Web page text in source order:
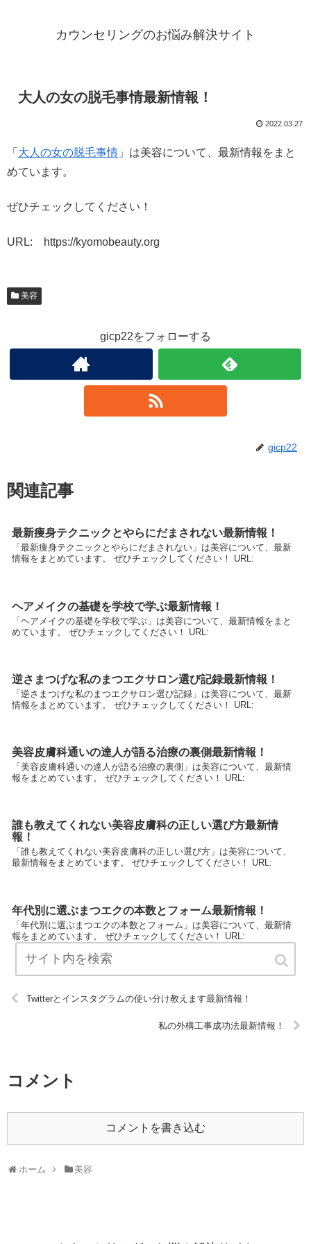
カウンセリングのお悩み解決サイト
大人の女の脱毛事情最新情報！
2022.03.27
「 大人の女の脱毛事情 」は美容について、最新情報をまと
めています。
ぜひチェックしてください！
URL: https://kyomobeauty.org
美容
gicp22をフォローする
gicp22
関連記事
最新痩身テクニックとやらにだまされない最新情報！
「最新痩身テクニックとやらにだまされない」は美容について、最新
情報をまとめています。 ぜひチェックしてください！ URL:
ヘアメイクの基礎を学校で学ぶ最新情報！
「ヘアメイクの基礎を学校で学ぶ」は美容について、最新情報をまと
めています。 ぜひチェックしてください！ URL:
逆さまつげな私のまつエクサロン選び記録最新情報！
「逆さまつげな私のまつエクサロン選び記録」は美容について、最新
情報をまとめています。 ぜひチェックしてください！ URL:
美容皮膚科通いの達人が語る治療の裏側最新情報！
「美容皮膚科通いの達人が語る治療の裏側」は美容について、最新情
報をまとめています。 ぜひチェックしてください！ URL:
誰も教えてくれない美容皮膚科の正しい選び方最新情
報！
「誰も教えてくれない美容皮膚科の正しい選び方」は美容について、
最新情報をまとめています。 ぜひチェックしてください！ URL:
年代別に選ぶまつエクの本数とフォーム最新情報！
「年代別に選ぶまつエクの本数とフォーム」は美容について、最新情
報をまとめています。 ぜひチェックしてください！ URL:
Twitterとインスタグラムの使い分け教えます最新情報！
私の外構工事成功法最新情報！
コメント
コメントを書き込む
ホーム 美容